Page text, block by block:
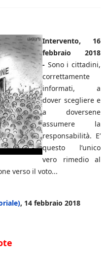
Intervento, 16
febbraio 2018
- Sono i cittadini,
correttamente
informati, a
dover scegliere e
a doversene
assumere la
responsabilità. E’
questo l’unico
vero rimedio al
verso il voto...
, 14 febbraio 2018